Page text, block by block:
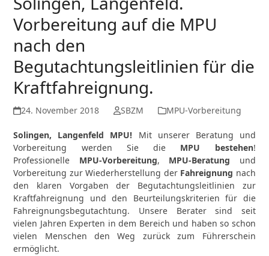
Vorbereitung auf die MPU
nach den
Begutachtungsleitlinien für die
Kraftfahreignung.
24. November 2018 SBZM MPU-Vorbereitung
Solingen, Langenfeld MPU! Mit unserer Beratung und
Vorbereitung werden Sie die MPU bestehen!
Professionelle MPU-Vorbereitung, MPU-Beratung und
Vorbereitung zur Wiederherstellung der Fahreignung nach
den klaren Vorgaben der Begutachtungsleitlinien zur
Kraftfahreignung und den Beurteilungskriterien für die
Fahreignungsbegutachtung. Unsere Berater sind seit
vielen Jahren Experten in dem Bereich und haben so schon
vielen Menschen den Weg zurück zum Führerschein
ermöglicht.